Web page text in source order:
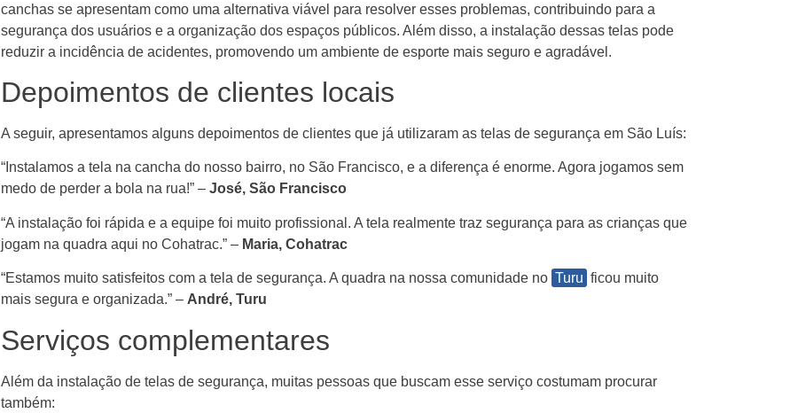
canchas se apresentam como uma alternativa viável para resolver esses problemas, contribuindo para a
segurança dos usuários e a organização dos espaços públicos. Além disso, a instalação dessas telas pode
reduzir a incidência de acidentes, promovendo um ambiente de esporte mais seguro e agradável.
Depoimentos de clientes locais
A seguir, apresentamos alguns depoimentos de clientes que já utilizaram as telas de segurança em São Luís:
“Instalamos a tela na cancha do nosso bairro, no São Francisco, e a diferença é enorme. Agora jogamos sem
medo de perder a bola na rua!” – José, São Francisco
“A instalação foi rápida e a equipe foi muito profissional. A tela realmente traz segurança para as crianças que
jogam na quadra aqui no Cohatrac.” – Maria, Cohatrac
“Estamos muito satisfeitos com a tela de segurança. A quadra na nossa comunidade no Turu ficou muito
mais segura e organizada.” – André, Turu
Serviços complementares
Além da instalação de telas de segurança, muitas pessoas que buscam esse serviço costumam procurar
também: